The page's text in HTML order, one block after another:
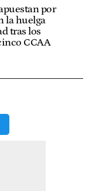
por
la huelga
tras los
CCAA